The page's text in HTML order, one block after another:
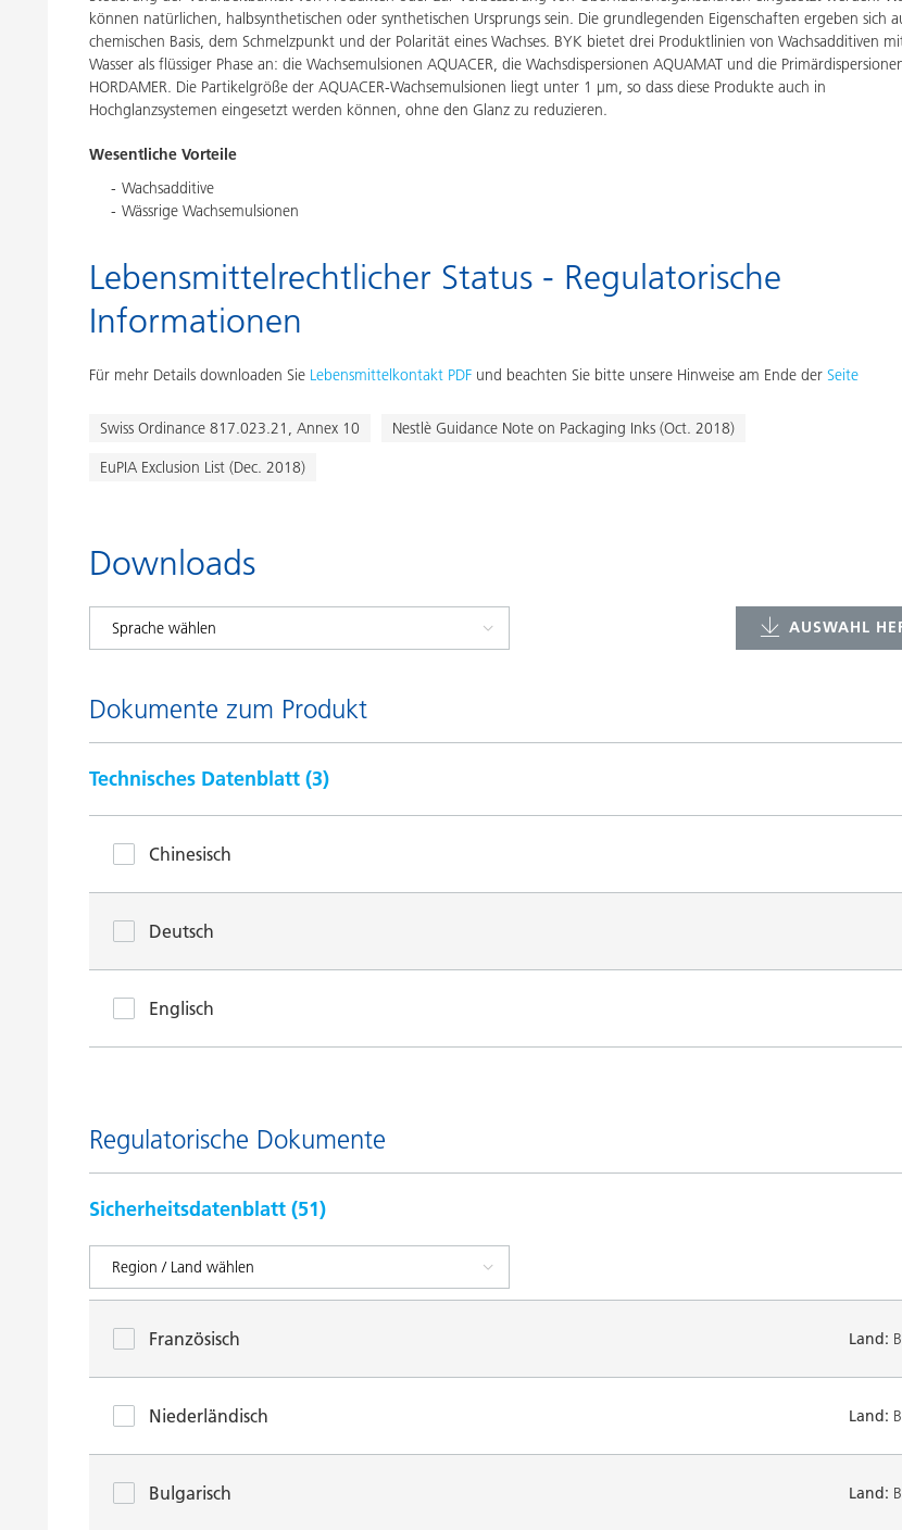
können natürlichen, halbsynthetischen oder synthetischen Ursprungs sein. Die grundlegenden Eigenschaften ergeben sich
chemischen Basis, dem Schmelzpunkt und der Polarität eines Wachses. BYK bietet drei Produktlinien von Wachsadditiven
Wasser als flüssiger Phase an: die Wachsemulsionen AQUACER, die Wachsdispersionen AQUAMAT und die
HORDAMER. Die Partikelgröße der AQUACER-Wachsemulsionen liegt unter 1 µm, so dass diese Produkte auch in
Hochglanzsystemen eingesetzt werden können, ohne den Glanz zu reduzieren.
Wesentliche Vorteile
Wachsadditive
Wässrige Wachsemulsionen
Lebensmittelrechtlicher Status - Regulatorische
Informationen
Für mehr Details downloaden Sie Lebensmittelkontakt PDF und beachten Sie bitte unsere Hinweise am Ende der Seite
Swiss Ordinance 817.023.21, Annex 10
Nestlè Guidance Note on Packaging Inks (Oct. 2018)
EuPIA Exclusion List (Dec. 2018)
Downloads
AUSWAHL
Dokumente zum Produkt
Technisches Datenblatt (3)
Chinesisch
Deutsch
Englisch
Regulatorische Dokumente
Sicherheitsdatenblatt (51)
Französisch Land:
Niederländisch Land:
Bulgarisch Land: